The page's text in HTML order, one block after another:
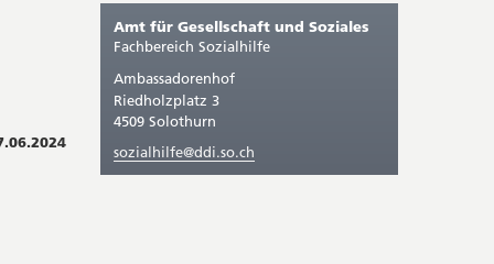
sich
gerade
in:
Amt für Gesellschaft und Soziales
Fachbereich Sozialhilfe
Ambassadorenhof
Riedholzplatz 3
4509 Solothurn
sozialhilfe@ddi.so.ch